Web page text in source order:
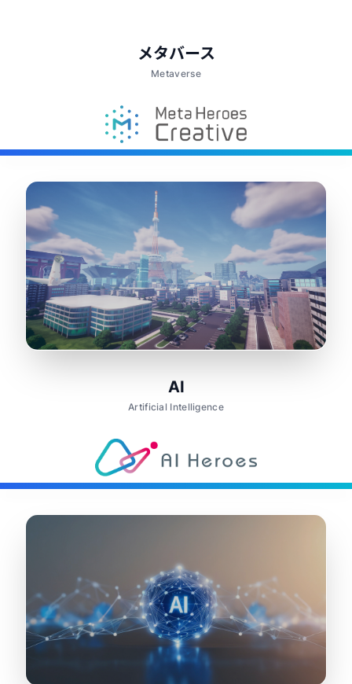
メタバース
Metaverse
AI
Artificial Intelligence